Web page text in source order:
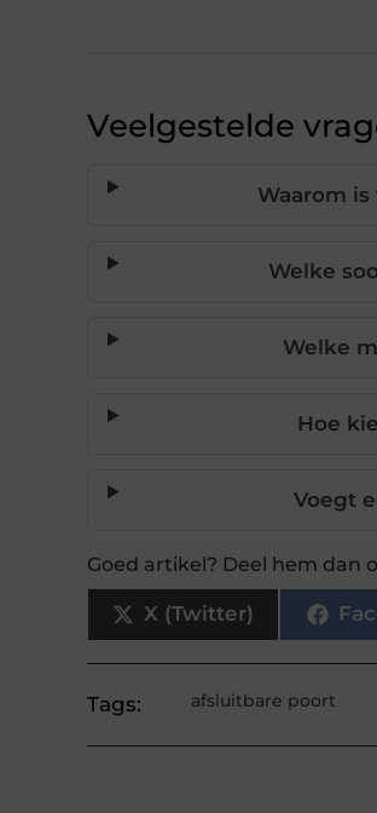
Veelgestelde
Waarom
Welke
Welke
Hoe
Voegt
Goed artikel? Deel hem dan
X (Twitter)
Tags: afsluitbare poort